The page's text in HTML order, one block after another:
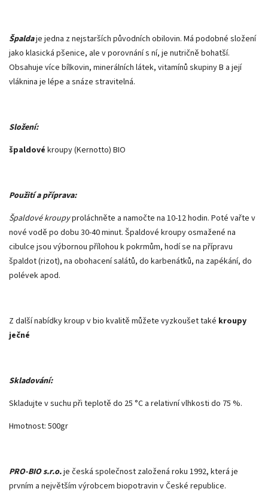
Špaldaje jedna z nejstarších původních obilovin. Má podobné složení
jako klasická pšenice, ale v porovnání s ní, je nutričně bohatší.
Obsahuje více bílkovin, minerálních látek, vitamínů skupiny B a její
vláknina je lépe a snáze stravitelná.
Složení:
špaldové kroupy (Kernotto) BIO
Použití a příprava:
Špaldové kroupyproláchněte a namočte na 10-12 hodin. Poté vařte v
nové vodě po dobu 30-40 minut. Špaldové kroupy osmažené na
cibulce jsou výbornou přílohou k pokrmům, hodí se na přípravu
špaldot (rizot), na obohacení salátů, do karbenátků, na zapékání, do
polévek apod.
Z další nabídky kroup v bio kvalitě můžete vyzkoušet také kroupy
ječné
Skladování:
Skladujte v suchu při teplotě do 25 °C a relativní vlhkosti do 75 %.
Hmotnost: 500gr
PRO-BIO s.r.o.je česká společnost založená roku 1992, která je
prvním a největším výrobcem biopotravin v České republice.